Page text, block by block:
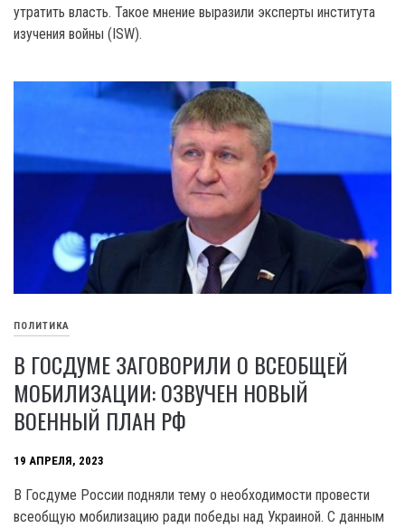
утратить власть. Такое мнение выразили эксперты института
изучения войны (ISW).
ПОЛИТИКА
В ГОСДУМЕ ЗАГОВОРИЛИ О ВСЕОБЩЕЙ
МОБИЛИЗАЦИИ: ОЗВУЧЕН НОВЫЙ
ВОЕННЫЙ ПЛАН РФ
19 АПРЕЛЯ, 2023
В Госдуме России подняли тему о необходимости провести
всеобщую мобилизацию ради победы над Украиной. С данным